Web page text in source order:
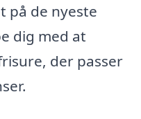
på de nyeste
dig med at
der passer